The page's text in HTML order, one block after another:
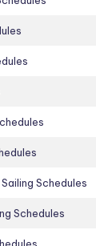
Schedules
Schedules